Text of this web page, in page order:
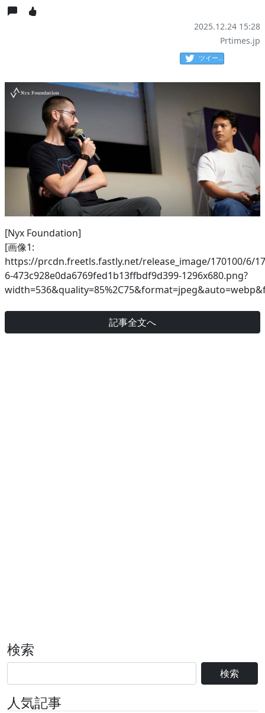
2025.12.24 15:28
Prtimes.jp
ツイート
[Nyx Foundation]
[画像1:
https://prcdn.freetls.fastly.net/release_image/170100/6/
6-473c928e0da6769fed1b13ffbdf9d399-1296x680.png?
記事全文へ
検索
検索
人気記事